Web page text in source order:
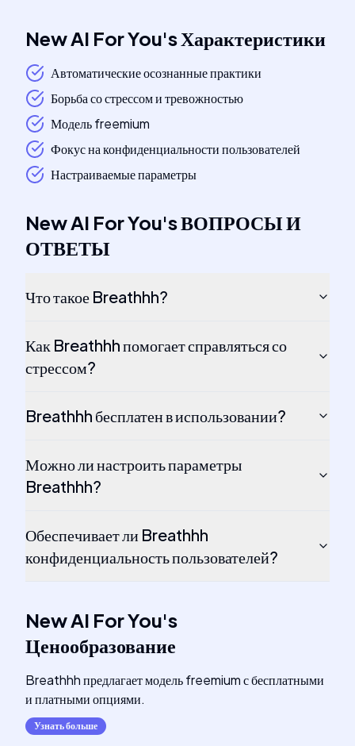
New AI For You'sХарактеристики
Автоматические осознанные практики
Борьба со стрессом и тревожностью
Модель freemium
Фокус на конфиденциальности пользователей
Настраиваемые параметры
New AI For You'sВОПРОСЫ И
ОТВЕТЫ
Что такое Breathhh?
Как Breathhh помогает справляться со
стрессом?
Breathhh бесплатен в использовании?
Можно ли настроить параметры
Breathhh?
Обеспечивает ли Breathhh
конфиденциальность пользователей?
New AI For You's
Ценообразование
Breathhh предлагает модель freemium с бесплатными
и платными опциями.
Узнать больше